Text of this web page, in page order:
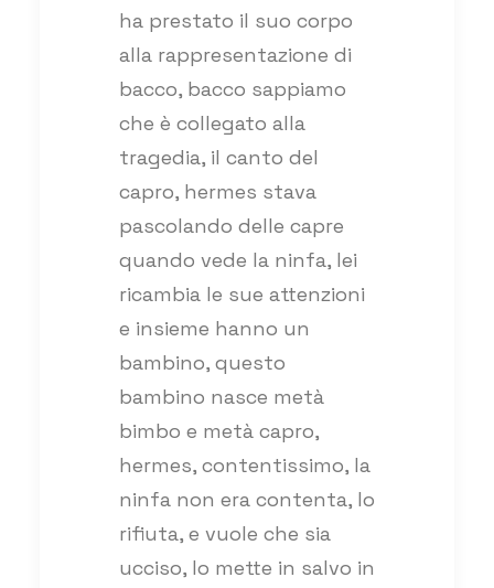
ha prestato il suo corpo
alla rappresentazione di
bacco, bacco sappiamo
che è collegato alla
tragedia, il canto del
capro, hermes stava
pascolando delle capre
quando vede la ninfa, lei
ricambia le sue attenzioni
e insieme hanno un
bambino, questo
bambino nasce metà
bimbo e metà capro,
hermes, contentissimo, la
ninfa non era contenta, lo
rifiuta, e vuole che sia
ucciso, lo mette in salvo in